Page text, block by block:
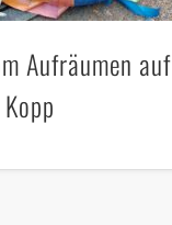
Aufräumen auf